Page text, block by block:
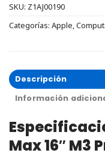
SKU: Z1AJ00190
Categorías: Apple,
Descripción
Información
Max 16″ M3